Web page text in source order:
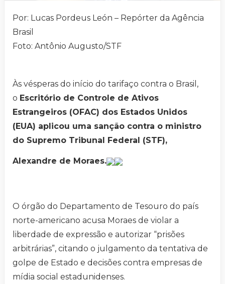
Por: Lucas Pordeus León – Repórter da Agência
Brasil
Foto: Antônio Augusto/STF
Às vésperas do início do tarifaço contra o Brasil,
o Escritório de Controle de Ativos
Estrangeiros (OFAC) dos Estados Unidos
(EUA) aplicou uma sanção contra o ministro
do Supremo Tribunal Federal (STF),
Alexandre de Moraes.
O órgão do Departamento de Tesouro do país
norte-americano acusa Moraes de violar a
liberdade de expressão e autorizar “prisões
arbitrárias”, citando o julgamento da tentativa de
golpe de Estado e decisões contra empresas de
mídia social estadunidenses.